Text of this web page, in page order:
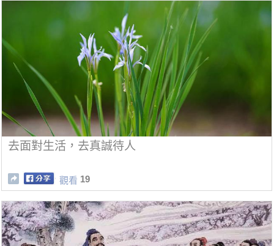
去面對生活，去真誠待人
觀看 19